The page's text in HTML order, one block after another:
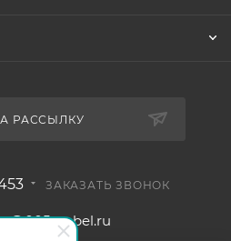
РАССЫЛКУ
ЗАКАЗАТЬ ЗВОНОК